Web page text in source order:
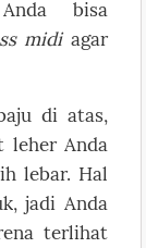
bisa
midiagar
di atas,
leher Anda
lebar. Hal
jadi Anda
terlihat